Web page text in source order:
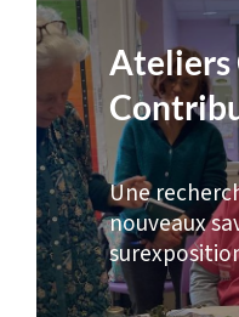
Ateliers
Une
nouveaux